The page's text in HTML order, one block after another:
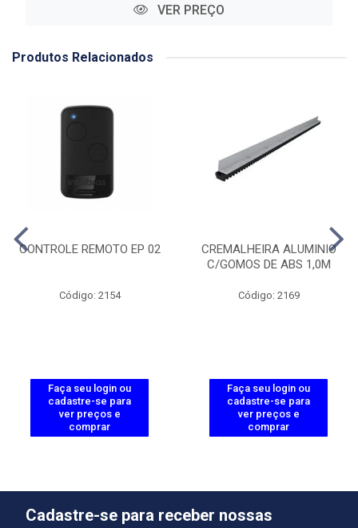
VER PREÇO
Produtos Relacionados
CONTROLE REMOTO EP 02
Código: 2154
Faça seu login ou
cadastre-se para
ver preços e
comprar
CREMALHEIRA ALUMINIO
C/GOMOS DE ABS 1,0M
Código: 2169
Faça seu login ou
cadastre-se para
ver preços e
comprar
Cadastre-se para receber nossas